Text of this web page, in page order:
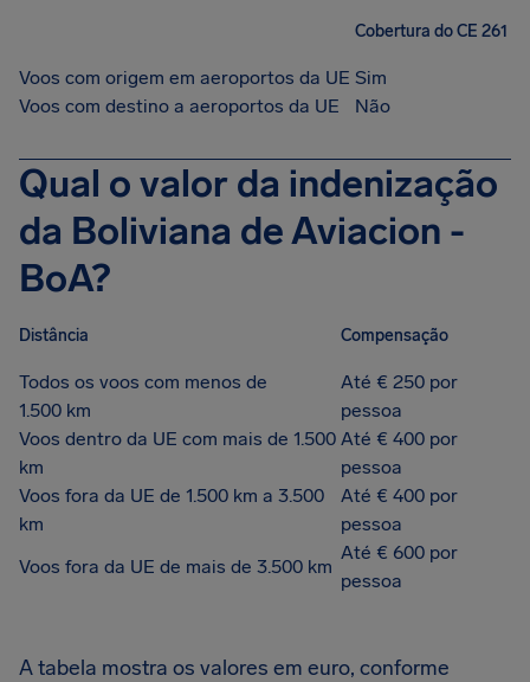
Cobertura do CE 261
Voos com origem em aeroportos da UE Sim
Voos com destino a aeroportos da UE
Não
Qual o valor da indenização
da Boliviana de Aviacion -
BoA?
Distância Compensação
Todos os voos com menos de
1.500 km
Até € 250 por
pessoa
Voos dentro da UE com mais de 1.500
km
Até € 400 por
pessoa
Voos fora da UE de 1.500 km a 3.500
km
Até € 400 por
pessoa
Voos fora da UE de mais de 3.500 km
Até € 600 por
pessoa
A tabela mostra os valores em euro, conforme